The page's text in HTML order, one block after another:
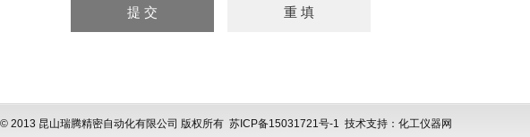
2013 昆山瑞腾精密自动化有限公司 版权所有 苏ICP备15031721号-1 技术支持：化工仪器网